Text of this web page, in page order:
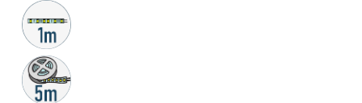
Metrážny
predaj
5m
rolka